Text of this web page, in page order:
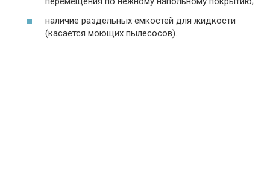
наличие раздельных емкостей для жидкости
(касается моющих пылесосов).